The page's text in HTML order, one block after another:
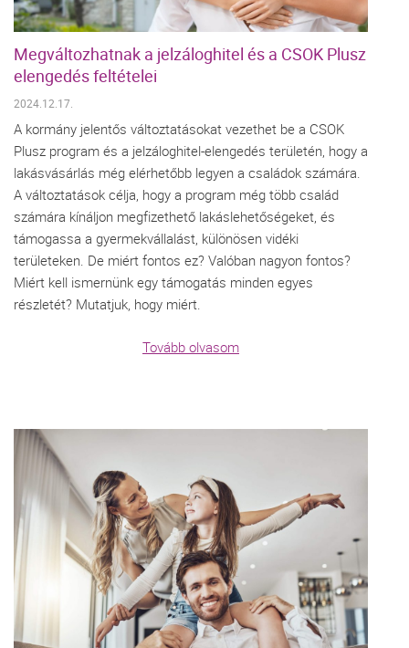
Megváltozhatnak a jelzáloghitel és a CSOK Plusz
elengedés feltételei
2024.12.17.
A kormány jelentős változtatásokat vezethet be a CSOK
Plusz program és a jelzáloghitel-elengedés területén, hogy a
lakásvásárlás még elérhetőbb legyen a családok számára.
A változtatások célja, hogy a program még több család
számára kínáljon megfizethető lakáslehetőségeket, és
támogassa a gyermekvállalást, különösen vidéki
területeken. De miért fontos ez? Valóban nagyon fontos?
Miért kell ismernünk egy támogatás minden egyes
részletét? Mutatjuk, hogy miért.
Tovább olvasom